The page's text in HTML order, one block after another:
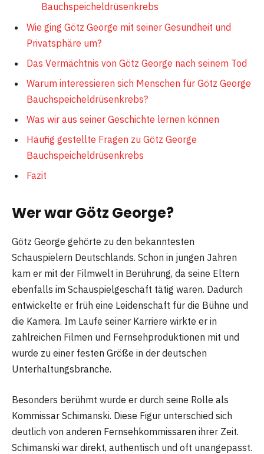
Bauchspeicheldrüsenkrebs
Wie ging Götz George mit seiner Gesundheit und
Privatsphäre um?
Das Vermächtnis von Götz George nach seinem Tod
Warum interessieren sich Menschen für Götz George
Bauchspeicheldrüsenkrebs?
Was wir aus seiner Geschichte lernen können
Häufig gestellte Fragen zu Götz George
Bauchspeicheldrüsenkrebs
Fazit
Wer war Götz George?
Götz George gehörte zu den bekanntesten
Schauspielern Deutschlands. Schon in jungen Jahren
kam er mit der Filmwelt in Berührung, da seine Eltern
ebenfalls im Schauspielgeschäft tätig waren. Dadurch
entwickelte er früh eine Leidenschaft für die Bühne und
die Kamera. Im Laufe seiner Karriere wirkte er in
zahlreichen Filmen und Fernsehproduktionen mit und
wurde zu einer festen Größe in der deutschen
Unterhaltungsbranche.
Besonders berühmt wurde er durch seine Rolle als
Kommissar Schimanski. Diese Figur unterschied sich
deutlich von anderen Fernsehkommissaren ihrer Zeit.
Schimanski war direkt, authentisch und oft unangepasst.